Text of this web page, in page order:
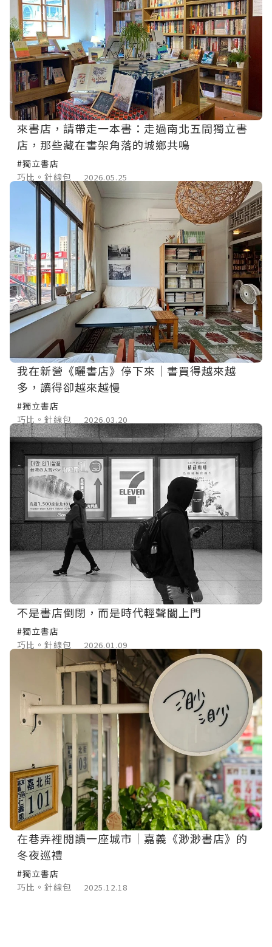
來書店，請帶走一本書：走過南北五間獨立書
店，那些藏在書架角落的城鄉共鳴
#獨立書店
巧比。針線包
2026.05.25
我在新營《曬書店》停下來｜書買得越來越
多，讀得卻越來越慢
#獨立書店
巧比。針線包
2026.03.20
不是書店倒閉，而是時代輕聲闔上門
#獨立書店
巧比。針線包
2026.01.09
在巷弄裡閱讀一座城市｜嘉義《渺渺書店》的
冬夜巡禮
#獨立書店
巧比。針線包
2025.12.18